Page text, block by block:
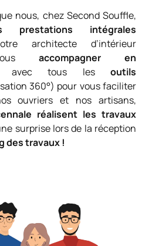
nous, chez Second Souffle,
prestations intégrales
architecte d’intérieur
accompagner en
avec tous les outils
360°) pour vous faciliter
ouvriers et nos artisans,
réalisent les travaux
surprise lors de la réception
des travaux !